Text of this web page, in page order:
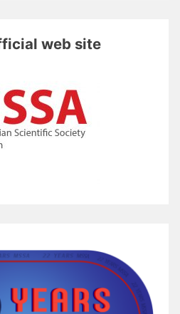
web site